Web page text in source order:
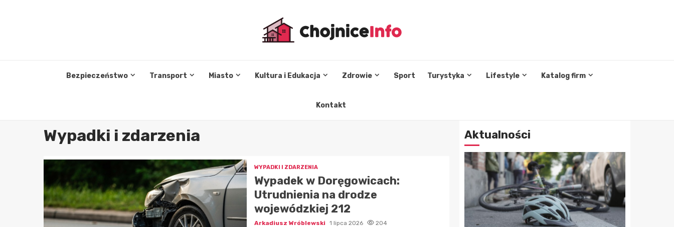
Bezpieczeństwo Transport Miasto Kultura i Edukacja Zdrowie Sport Turystyka Lifestyle Katalog firm
Kontakt
Wypadki i zdarzenia
WYPADKI I ZDARZENIA
Wypadek w Doręgowicach:
Utrudnienia na drodze
wojewódzkiej 212
Arkadiusz Wróblewski 1 lipca 2026 204
Aktualności